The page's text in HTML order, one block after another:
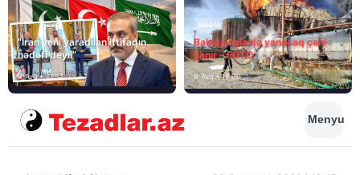
“İran yeni yaradılan ittifaqın
hədəfi deyil”
9 Avq • 21:54
MEDİA
Bakıda hələ də yanacaq çəni
yanır – FOTO
9 Avq • 18:00
Menyu